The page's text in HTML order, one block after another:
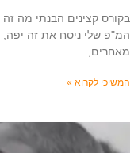
בקורס קצינים הבנתי מה
המ"פ שלי ניסח את זה
מאחרים,
המשיכי לקרוא »